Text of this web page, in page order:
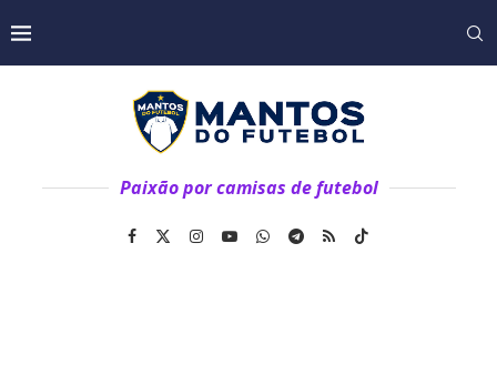
Paixão por camisas de futebol